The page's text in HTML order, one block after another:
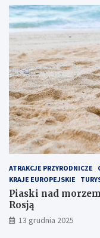
j
p
o
p
u
l
a
r
n
i
e
j
s
z
e
m
i
e
j
s
t
p
r
z
y
g
r
a
n
i
c
y
z
R
o
s
j
ą
ATRAKCJE PRZYRODNICZE
KRAJE EUROPEJSKIE
Piaski nad
Rosją
13 grudnia 2025